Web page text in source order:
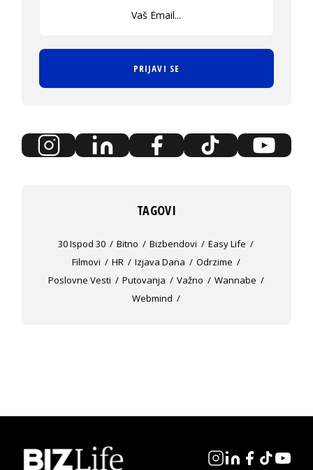
PRIJAVI SE
TAGOVI
30 Ispod 30 Bitno Bizbendovi
Easy Life
Filmovi
HR Izjava Dana
Odrzime
Poslovne Vesti
Putovanja Važno
Wannabe
Webmind